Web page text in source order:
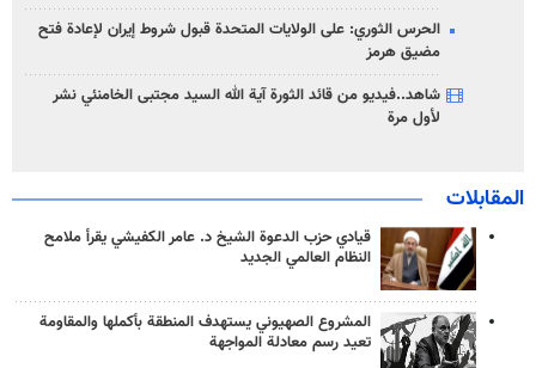
الحرس الثوري: على الولايات المتحدة قبول شروط إيران لإعادة فتح
مضيق هرمز
شاهد..فيديو من قائد الثورة آية الله السيد مجتبى الخامنئي نشر
لأول مرة
المقابلات
قيادي حزب الدعوة الشيخ د. عامر الكفيشي يقرأ ملامح
النظام العالمي الجديد
المشروع الصهيوني يستهدف المنطقة بأكملها والمقاومة
تعيد رسم معادلة المواجهة